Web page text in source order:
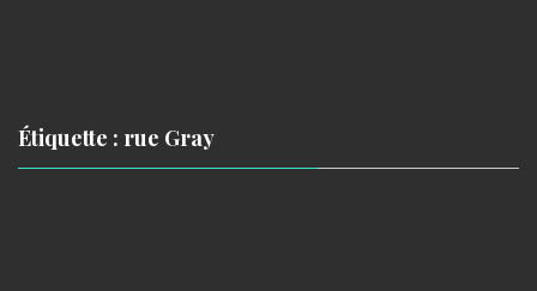
Étiquette : rue Gray